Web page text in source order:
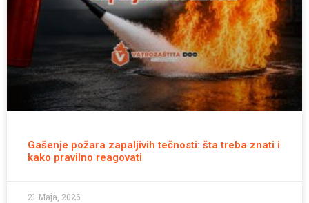
Gašenje požara zapaljivih tečnosti: šta treba znati i
kako pravilno reagovati
21 Maja, 2026